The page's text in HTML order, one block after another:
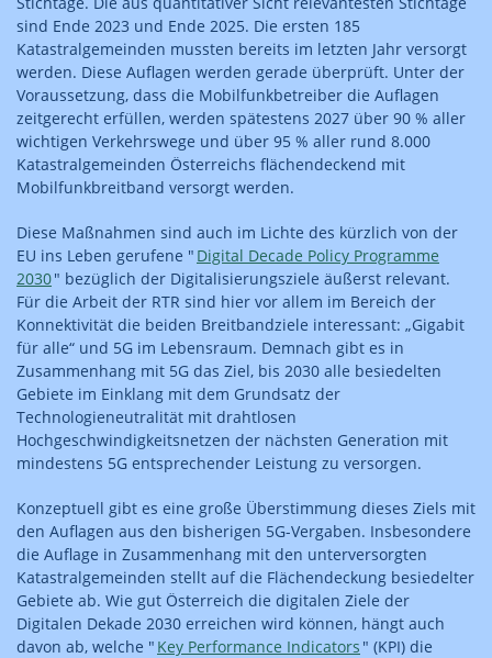
sind Ende 2023 und Ende 2025. Die ersten 185
Katastralgemeinden mussten bereits im letzten Jahr versorgt
werden. Diese Auflagen werden gerade überprüft. Unter der
Voraussetzung, dass die Mobilfunkbetreiber die Auflagen
zeitgerecht erfüllen, werden spätestens 2027 über 90 % aller
wichtigen Verkehrswege und über 95 % aller rund 8.000
Katastralgemeinden Österreichs flächendeckend mit
Mobilfunkbreitband versorgt werden.
Diese Maßnahmen sind auch im Lichte des kürzlich von der
EU ins Leben gerufene " Digital Decade Policy Programme
2030" bezüglich der Digitalisierungsziele äußerst relevant.
Für die Arbeit der RTR sind hier vor allem im Bereich der
Konnektivität die beiden Breitbandziele interessant: „Gigabit
für alle“ und 5G im Lebensraum. Demnach gibt es in
Zusammenhang mit 5G das Ziel, bis 2030 alle besiedelten
Gebiete im Einklang mit dem Grundsatz der
Technologieneutralität mit drahtlosen
Hochgeschwindigkeitsnetzen der nächsten Generation mit
mindestens 5G entsprechender Leistung zu versorgen.
Konzeptuell gibt es eine große Überstimmung dieses Ziels mit
den Auflagen aus den bisherigen 5G-Vergaben. Insbesondere
die Auflage in Zusammenhang mit den unterversorgten
Katastralgemeinden stellt auf die Flächendeckung besiedelter
Gebiete ab. Wie gut Österreich die digitalen Ziele der
Digitalen Dekade 2030 erreichen wird können, hängt auch
davon ab, welche " Key Performance Indicators " (KPI) die